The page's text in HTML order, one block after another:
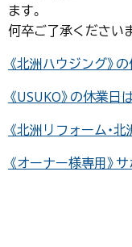
ます。
何卒ご了承ください
《北洲ハウジング》
《USUKO》の休業日
《北洲リフォーム・
《オーナー様専用》